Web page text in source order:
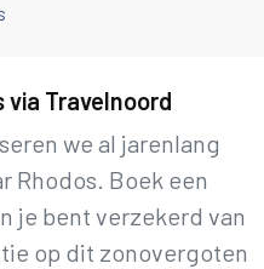
via Travelnoord
we al jarenlang
Rhodos. Boek een
je bent verzekerd van
op dit zonovergoten